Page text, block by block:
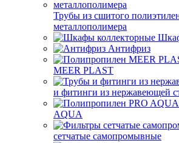
Трубы из сшитого
металлополимера
Антифриз
MEER PLAST
и фитинги из нержавеющей
AQUA
сетчатые самопромывные